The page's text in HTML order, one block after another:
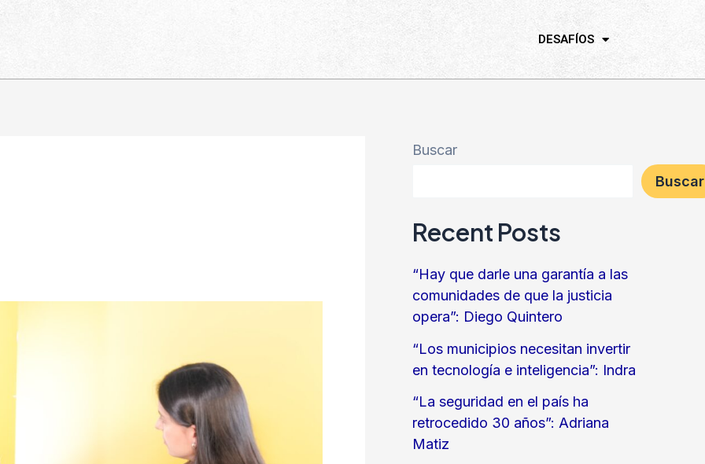
DESAFÍOS
Buscar
Buscar
Recent Posts
“Hay que darle una garantía a las
comunidades de que la justicia
opera”: Diego Quintero
“Los municipios necesitan invertir
en tecnología e inteligencia”: Indra
“La seguridad en el país ha
retrocedido 30 años”: Adriana
Matiz